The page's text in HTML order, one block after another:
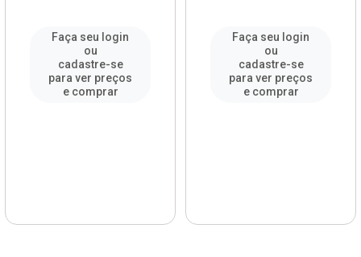
Faça seu login
ou
cadastre-se
para ver preços
e comprar
Faça seu login
ou
cadastre-se
para ver preços
e comprar